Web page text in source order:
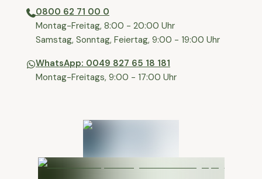
0800 62 71 00 0
⁠⁠Montag-Freitag, 8:00 - 20:00 Uhr
⁠Samstag, Sonntag, Feiertag, 9:00 - 19:00 Uhr
WhatsApp: 0049 827 65 18 181
Montag-Freitags, 9:00 - 17:00 Uhr